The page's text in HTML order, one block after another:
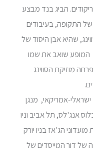
הביג בנד מבצע
של התקופה, בעיבודים
שהיא אבן היסוד של
המופע שואב את שמו
מוזיקת הסווינג
אמריקאי, מנגן
אנג'לס, תל אביב וניו
הג'אז בניו יורק
של דור המייסדים של